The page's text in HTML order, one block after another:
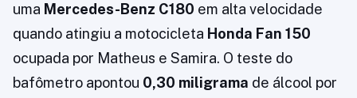
uma Mercedes-Benz C180 em alta velocidade
quando atingiu a motocicleta Honda Fan 150
ocupada por Matheus e Samira. O teste do
bafômetro apontou 0,30 miligrama de álcool por